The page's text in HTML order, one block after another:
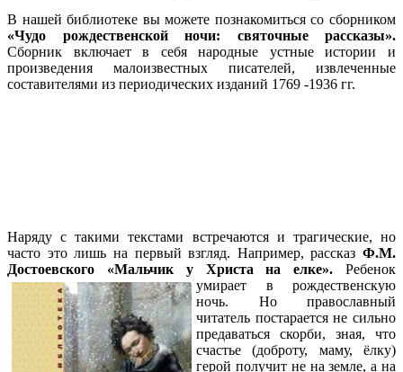
В нашей библиотеке вы можете познакомиться со сборником
«Чудо рождественской ночи: святочные рассказы».
Сборник включает в себя народные устные истории и
произведения малоизвестных писателей, извлеченные
составителями из периодических изданий 1769 -1936 гг.
Наряду с такими текстами встречаются и трагические, но
часто это лишь на первый взгляд. Например, рассказ Ф.М.
Достоевского «Мальчик у Христа на елке».
Ребенок
умирает в рождественскую
ночь. Но православный
читатель постарается не сильно
предаваться скорби, зная, что
счастье (доброту, маму, ёлку)
герой получит не на земле, а на